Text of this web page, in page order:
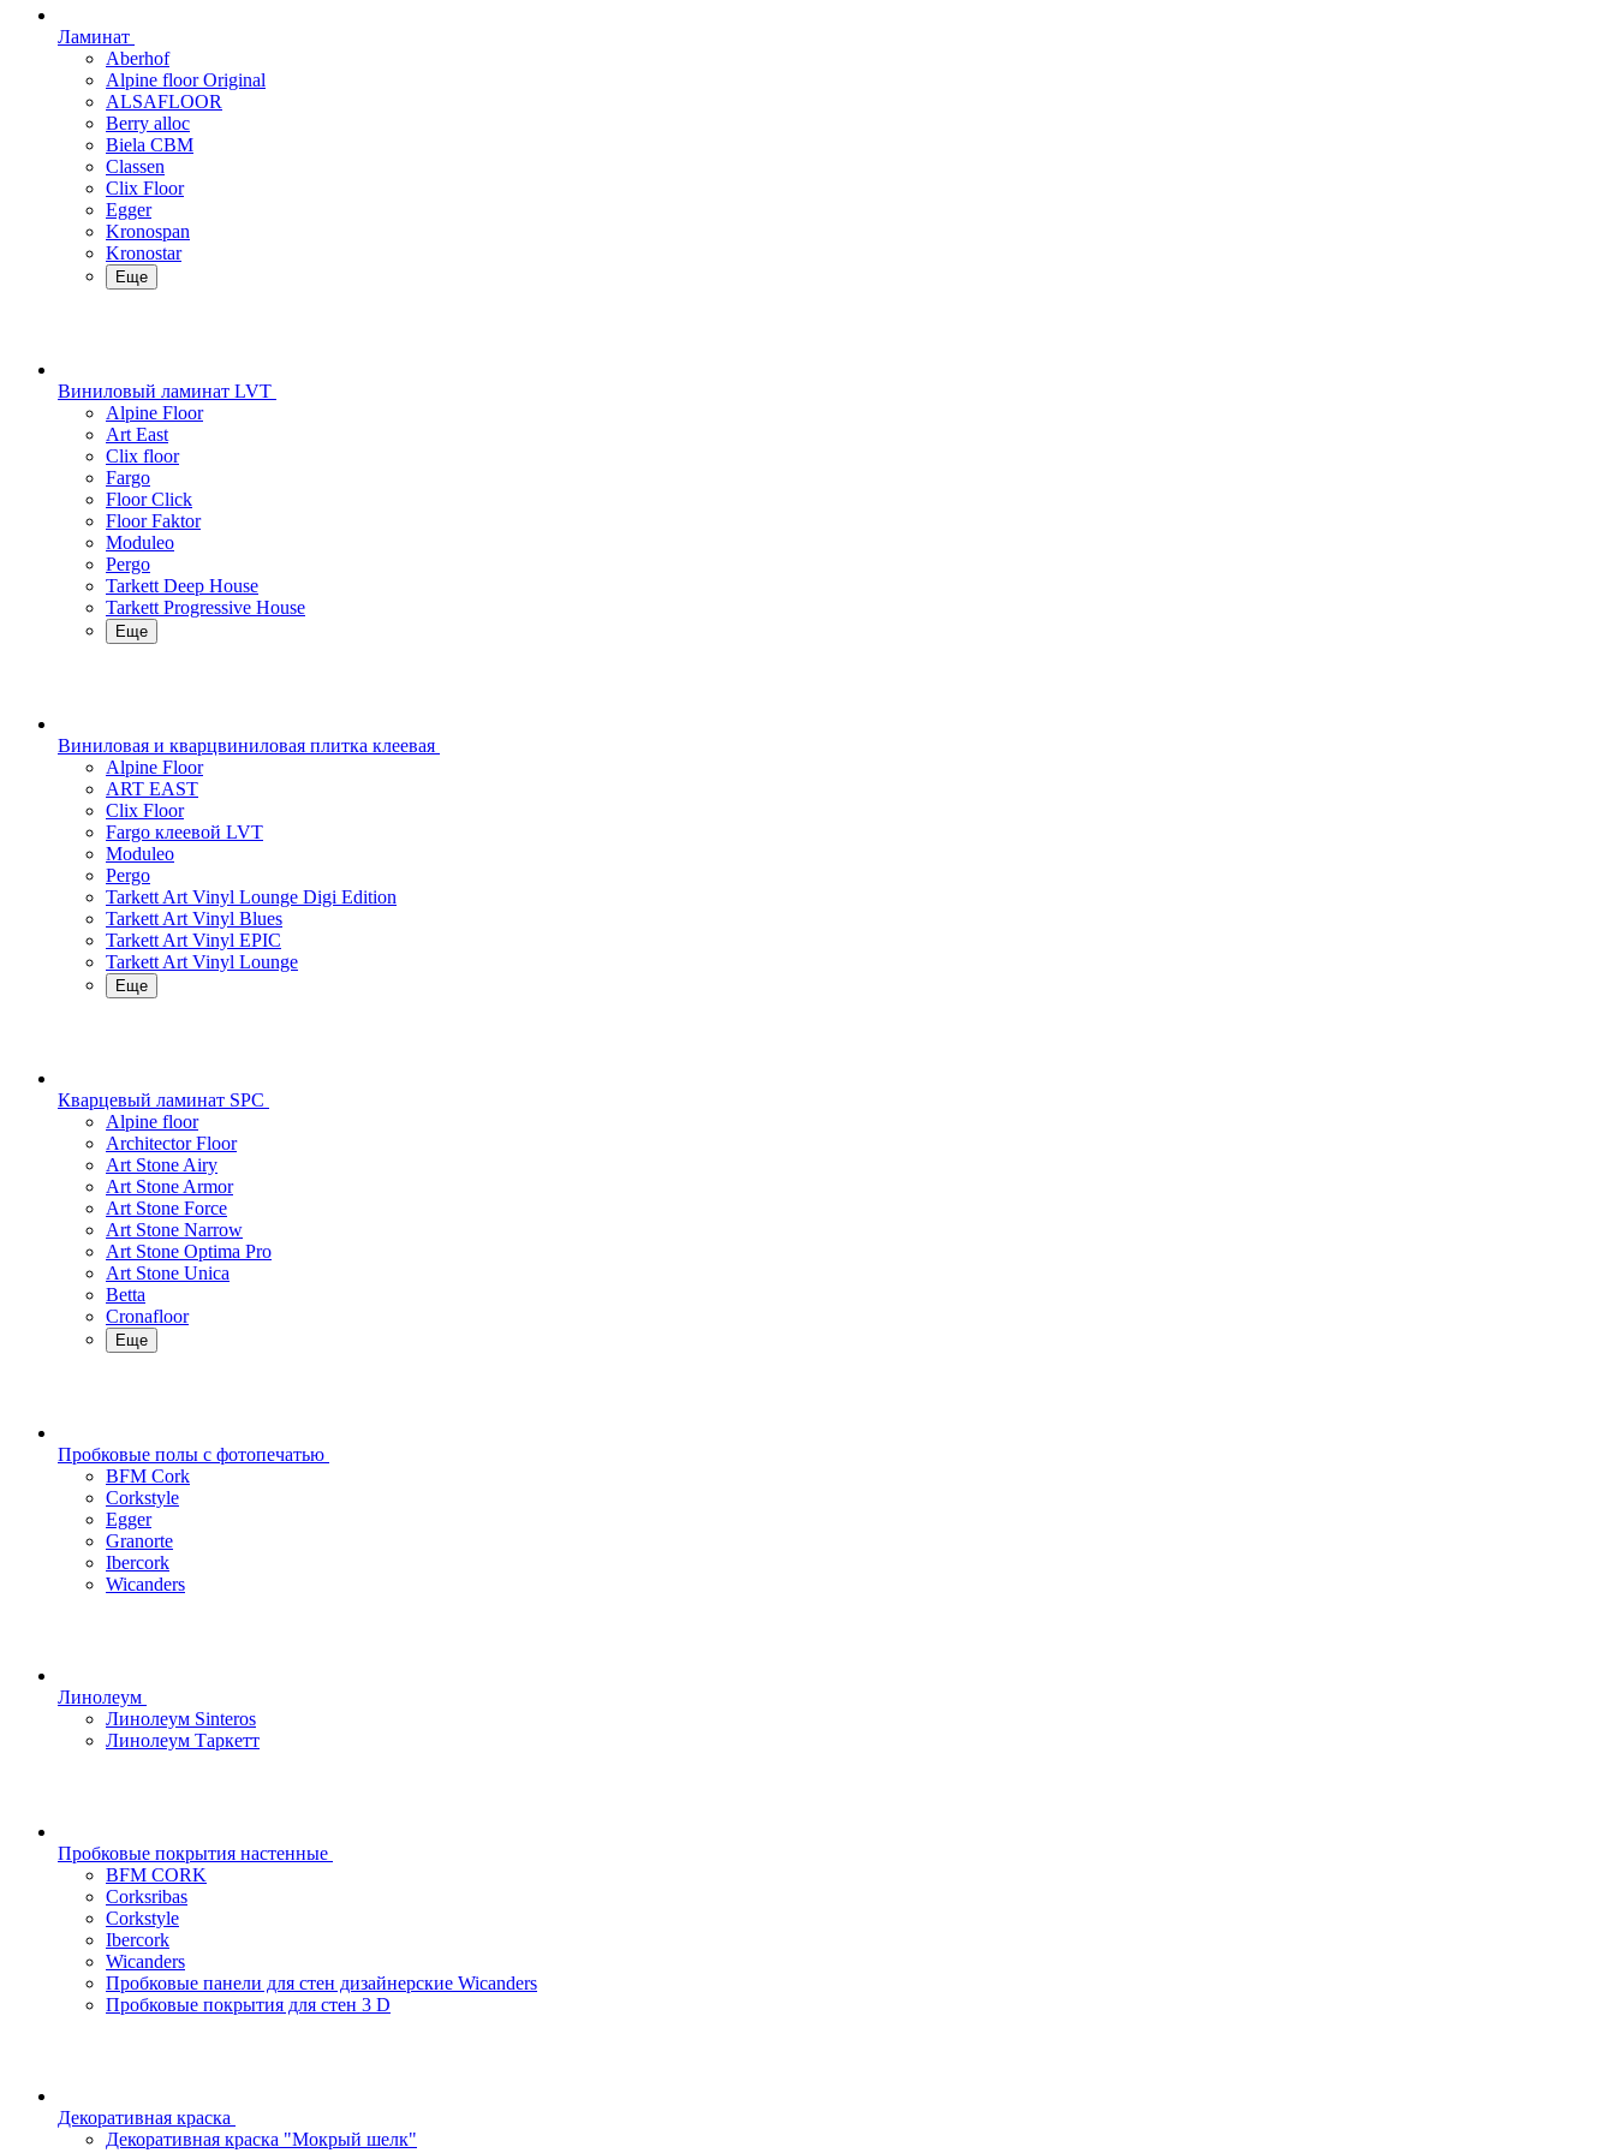
Ламинат
Aberhof
Alpine floor Original
ALSAFLOOR
Berry alloc
Biela CBM
Classen
Clix Floor
Egger
Kronospan
Kronostar
Еще
Виниловый ламинат LVT
Alpine Floor
Art East
Clix floor
Fargo
Floor Click
Floor Faktor
Moduleo
Pergo
Tarkett Deep House
Tarkett Progressive House
Еще
Виниловая и кварцвиниловая плитка клеевая
Alpine Floor
ART EAST
Clix Floor
Fargo клеевой LVT
Moduleo
Pergo
Tarkett Art Vinyl Lounge Digi Edition
Tarkett Art Vinyl Blues
Tarkett Art Vinyl EPIC
Tarkett Art Vinyl Lounge
Еще
Кварцевый ламинат SPC
Alpine floor
Architector Floor
Art Stone Airy
Art Stone Armor
Art Stone Force
Art Stone Narrow
Art Stone Optima Pro
Art Stone Unica
Betta
Cronafloor
Еще
Пробковые полы с фотопечатью
BFM Cork
Corkstyle
Egger
Granorte
Ibercork
Wicanders
Линолеум
Линолеум Sinteros
Линолеум Таркетт
Пробковые покрытия настенные
BFM CORK
Corksribas
Corkstyle
Ibercork
Wicanders
Пробковые панели для стен дизайнерские Wicanders
Пробковые покрытия для стен 3 D
Декоративная краска
Декоративная краска "Мокрый шелк"